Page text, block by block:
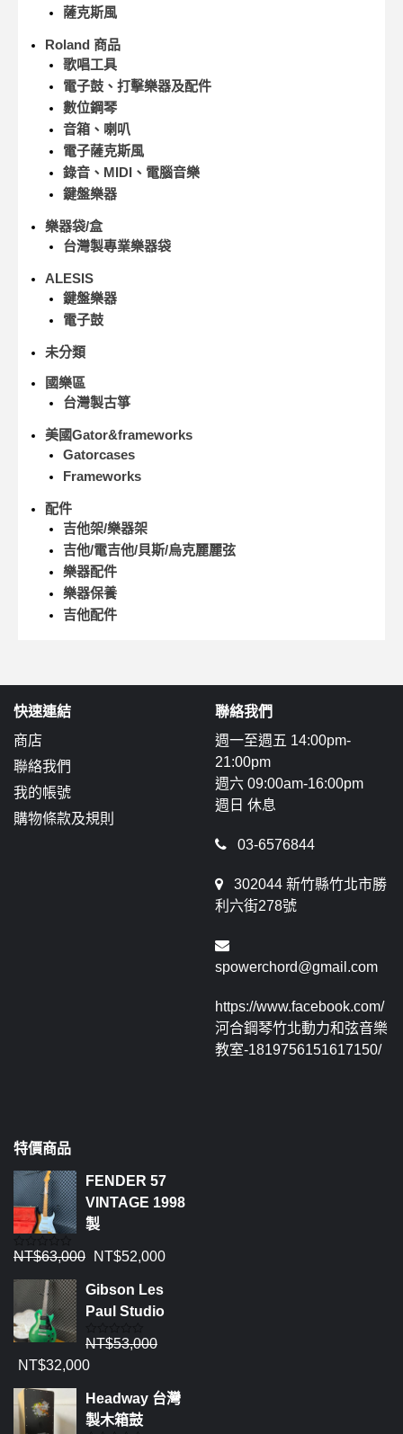
薩克斯風
Roland 商品
歌唱工具
電子鼓、打擊樂器及配件
數位鋼琴
音箱、喇叭
電子薩克斯風
錄音、MIDI、電腦音樂
鍵盤樂器
樂器袋/盒
台灣製專業樂器袋
ALESIS
鍵盤樂器
電子鼓
未分類
國樂區
台灣製古箏
美國Gator&frameworks
Gatorcases
Frameworks
配件
吉他架/樂器架
吉他/電吉他/貝斯/烏克麗麗弦
樂器配件
樂器保養
吉他配件
快速連結
商店
聯絡我們
我的帳號
購物條款及規則
聯絡我們
週一至週五 14:00pm-
21:00pm
週六 09:00am-16:00pm
週日 休息
03-6576844
302044 新竹縣竹北市勝
利六街278號
spowerchord@gmail.com
https://www.facebook.com/
河合鋼琴竹北動力和弦音樂
教室-1819756151617150/
特價商品
FENDER 57
VINTAGE 1998
製
評
0
5
NT$63,000 NT$52,000
Gibson Les
Paul Studio
評
0
5
NT$53,000
NT$32,000
Headway 台灣
製木箱鼓